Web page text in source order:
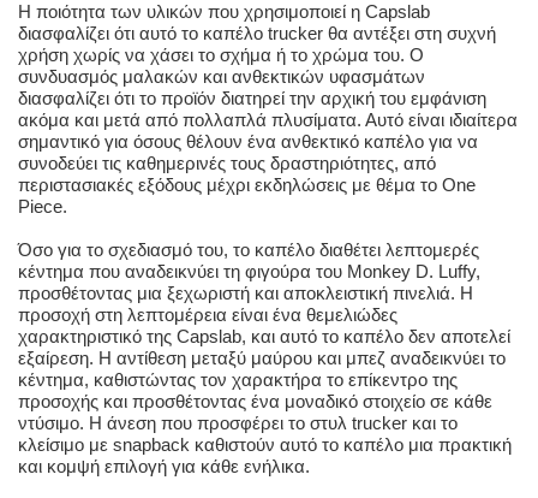
Η ποιότητα των υλικών που χρησιμοποιεί η Capslab
διασφαλίζει ότι αυτό το καπέλο trucker θα αντέξει στη συχνή
χρήση χωρίς να χάσει το σχήμα ή το χρώμα του. Ο
συνδυασμός μαλακών και ανθεκτικών υφασμάτων
διασφαλίζει ότι το προϊόν διατηρεί την αρχική του εμφάνιση
ακόμα και μετά από πολλαπλά πλυσίματα. Αυτό είναι ιδιαίτερα
σημαντικό για όσους θέλουν ένα ανθεκτικό καπέλο για να
συνοδεύει τις καθημερινές τους δραστηριότητες, από
περιστασιακές εξόδους μέχρι εκδηλώσεις με θέμα το One
Piece.
Όσο για το σχεδιασμό του, το καπέλο διαθέτει λεπτομερές
κέντημα που αναδεικνύει τη φιγούρα του Monkey D. Luffy,
προσθέτοντας μια ξεχωριστή και αποκλειστική πινελιά. Η
προσοχή στη λεπτομέρεια είναι ένα θεμελιώδες
χαρακτηριστικό της Capslab, και αυτό το καπέλο δεν αποτελεί
εξαίρεση. Η αντίθεση μεταξύ μαύρου και μπεζ αναδεικνύει το
κέντημα, καθιστώντας τον χαρακτήρα το επίκεντρο της
προσοχής και προσθέτοντας ένα μοναδικό στοιχείο σε κάθε
ντύσιμο. Η άνεση που προσφέρει το στυλ trucker και το
κλείσιμο με snapback καθιστούν αυτό το καπέλο μια πρακτική
και κομψή επιλογή για κάθε ενήλικα.